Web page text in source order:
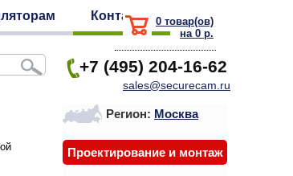
Контакты 0 товар(ов)
на 0 р.
+7 (495) 204-16-62
sales@securecam.ru
Регион: Москва
Проектирование и монтаж